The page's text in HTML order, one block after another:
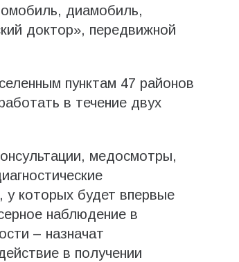
диамобиль,
доктор», передвижной
пунктам 47 районов
в течение двух
медосмотры,
которых будет впервые
наблюдение в
– назначат
в получении